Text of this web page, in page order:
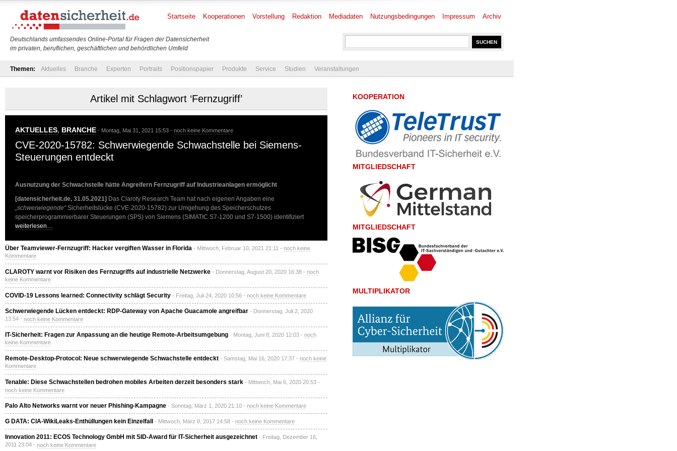
Deutschlands umfassendes Online-Portal für Fragen der Datensicherheit
im privaten, beruflichen, geschäftlichen und behördlichen Umfeld
Startseite Kooperationen Vorstellung Redaktion Mediadaten Nutzungsbedingungen Impressum Archiv
Themen: Aktuelles Branche Experten Portraits Positionspapier Produkte Service Studien Veranstaltungen
Artikel mit Schlagwort ‘Fernzugriff’
AKTUELLES, BRANCHE - Montag, Mai 31, 2021 15:53 - noch keine Kommentare
CVE-2020-15782: Schwerwiegende Schwachstelle bei Siemens-
Steuerungen entdeckt
Ausnutzung der Schwachstelle hätte Angreifern Fernzugriff auf Industrieanlagen ermöglicht
[datensicherheit.de, 31.05.2021] Das Claroty Research Team hat nach eigenen Angaben eine
„schwerwiegende“Sicherheitslücke (CVE-2020-15782) zur Umgehung des Speicherschutzes
speicherprogrammierbarer Steuerungen (SPS) von Siemens (SIMATIC S7-1200 und S7-1500) identifiziert
weiterlesen…
Über Teamviewer-Fernzugriff: Hacker vergiften Wasser in Florida - Mittwoch, Februar 10, 2021 21:11 - noch keine
Kommentare
CLAROTY warnt vor Risiken des Fernzugriffs auf industrielle Netzwerke - Donnerstag, August 20, 2020 16:38 - noch
keine Kommentare
COVID-19 Lessons learned: Connectivity schlägt Security - Freitag, Juli 24, 2020 10:56 - noch keine Kommentare
Schwerwiegende Lücken entdeckt: RDP-Gateway von Apache Guacamole angreifbar - Donnerstag, Juli 2, 2020
13:54 - noch keine Kommentare
IT-Sicherheit: Fragen zur Anpassung an die heutige Remote-Arbeitsumgebung - Montag, Juni 8, 2020 12:03 - noch
keine Kommentare
Remote-Desktop-Protocol: Neue schwerwiegende Schwachstelle entdeckt - Samstag, Mai 16, 2020 17:37 - noch keine
Kommentare
Tenable: Diese Schwachstellen bedrohen mobiles Arbeiten derzeit besonders stark - Mittwoch, Mai 6, 2020 20:53 -
noch keine Kommentare
Palo Alto Networks warnt vor neuer Phishing-Kampagne - Sonntag, März 1, 2020 21:10 - noch keine Kommentare
G DATA: CIA-WikiLeaks-Enthüllungen kein Einzelfall - Mittwoch, März 8, 2017 14:58 - noch keine Kommentare
Innovation 2011: ECOS Technology GmbH mit SID-Award für IT-Sicherheit ausgezeichnet - Freitag, Dezember 16,
2011 23:04 - noch keine Kommentare
KOOPERATION
MITGLIEDSCHAFT
MITGLIEDSCHAFT
MULTIPLIKATOR